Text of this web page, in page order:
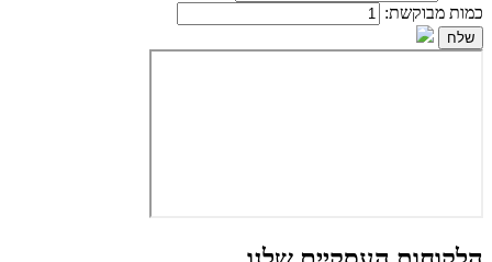
כמות מבוקשת: